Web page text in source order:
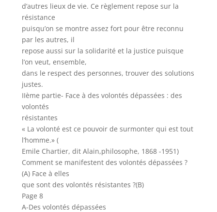
d’autres lieux de vie. Ce règlement repose sur la
résistance
puisqu’on se montre assez fort pour être reconnu
par les autres, il
repose aussi sur la solidarité et la justice puisque
l’on veut, ensemble,
dans le respect des personnes, trouver des solutions
justes.
IIème partie- Face à des volontés dépassées : des
volontés
résistantes
« La volonté est ce pouvoir de surmonter qui est tout
l’homme.» (
Emile Chartier, dit Alain,philosophe, 1868 -1951)
Comment se manifestent des volontés dépassées ?
(A) Face à elles
que sont des volontés résistantes ?(B)
Page 8
A-Des volontés dépassées